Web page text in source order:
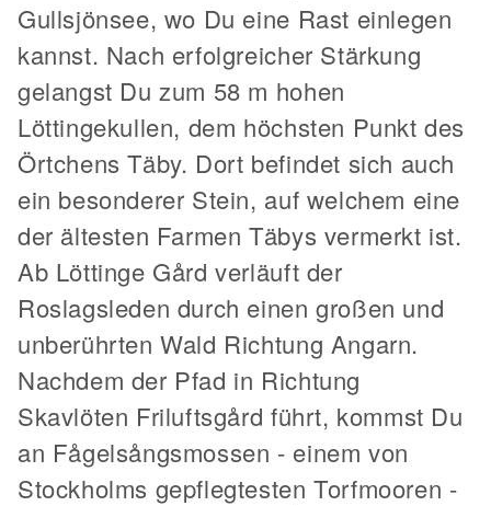
Gullsjönsee, wo Du eine Rast einlegen
kannst. Nach erfolgreicher Stärkung
gelangst Du zum 58 m hohen
Löttingekullen, dem höchsten Punkt des
Örtchens Täby. Dort befindet sich auch
ein besonderer Stein, auf welchem eine
der ältesten Farmen Täbys vermerkt ist.
Ab Löttinge Gård verläuft der
Roslagsleden durch einen großen und
unberührten Wald Richtung Angarn.
Nachdem der Pfad in Richtung
Skavlöten Friluftsgård führt, kommst Du
an Fågelsångsmossen - einem von
Stockholms gepflegtesten Torfmooren -